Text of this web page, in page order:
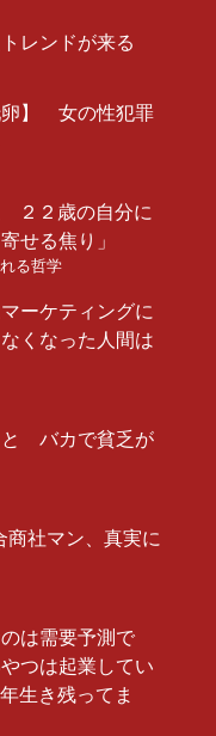
レンドが来る
卵】 女の性犯罪
２２歳の自分に
せる焦り」
る哲学
ーケティングに
くなった人間は
と バカで貧乏が
商社マン、真実に
は需要予測で
つは起業してい
生き残ってま